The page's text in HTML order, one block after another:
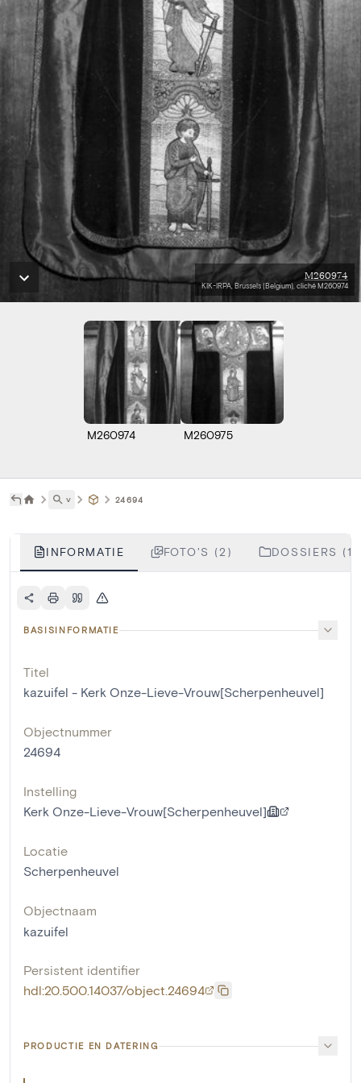
M260974
KIK-IRPA, Brussels (Belgium), cliché M260974
M260974 M260975
˅ 24694
INFORMATIE FOTO'S (2) DOSSIERS (1)
BASISINFORMATIE
Titel
kazuifel - Kerk Onze-Lieve-Vrouw[Scherpenheuvel]
Objectnummer
24694
Instelling
Kerk Onze-Lieve-Vrouw[Scherpenheuvel]
Locatie
Scherpenheuvel
Objectnaam
kazuifel
Persistent identifier
hdl:20.500.14037/object.24694
PRODUCTIE EN DATERING